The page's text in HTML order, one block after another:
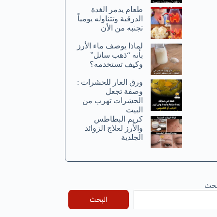
طعام يدمر الغدة
الدرقية وتتناوله يومياً
تجنبه من الأن
لماذا يوصف ماء الأرز
بأنه “ذهب سائل”
وكيف تستخدمه؟
ورق الغار للحشرات :
وصفة تجعل
الحشرات تهرب من
البيت
كريم البطاطس
والأرز لعلاج الزوائد
الجلدية
البحث